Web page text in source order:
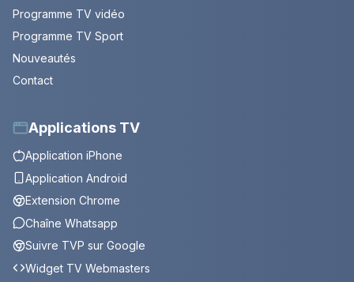
Programme TV vidéo
Programme TV Sport
Nouveautés
Contact
Applications TV
Application iPhone
Application Android
Extension Chrome
Chaîne Whatsapp
Suivre TVP sur Google
Widget TV Webmasters